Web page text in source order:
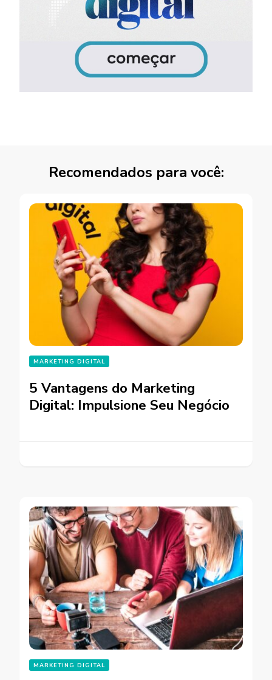
Recomendados para você:
MARKETING DIGITAL
5 Vantagens do Marketing
Digital: Impulsione Seu Negócio
MARKETING DIGITAL